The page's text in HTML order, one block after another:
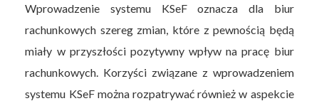
Wprowadzenie systemu KSeF oznacza dla biur
rachunkowych szereg zmian, które z pewnością będą
miały w przyszłości pozytywny wpływ na pracę biur
rachunkowych. Korzyści związane z wprowadzeniem
systemu KSeF można rozpatrywać również w aspekcie